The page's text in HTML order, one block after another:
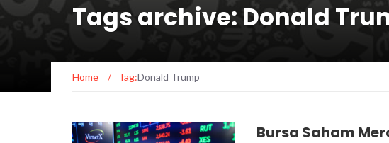
Tags archive: Donald
Home / Tag:Donald Trump
Bursa Saham